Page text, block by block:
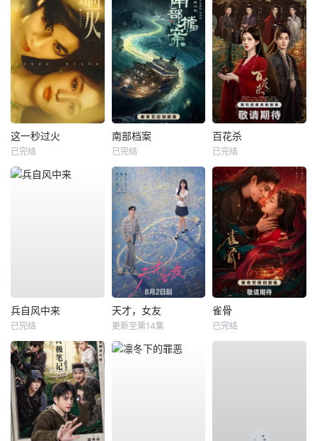
这一秒过火
已完结
南部档案
已完结
百花杀
已完结
兵自风中来
已完结
天才，女友
更新至第14集
雀骨
已完结